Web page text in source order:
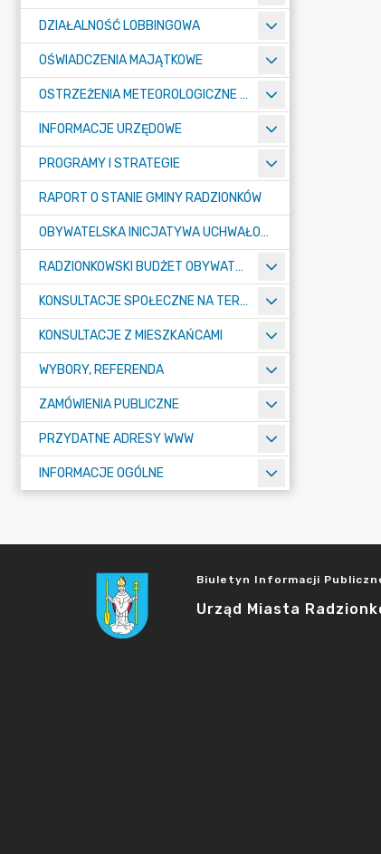
DZIAŁALNOŚĆ LOBBINGOWA
OŚWIADCZENIA MAJĄTKOWE
OSTRZEŻENIA METEOROLOGICZNE O ZŁYM STANIE POWIETRZA I INNE
INFORMACJE URZĘDOWE
PROGRAMY I STRATEGIE
RAPORT O STANIE GMINY RADZIONKÓW
OBYWATELSKA INICJATYWA UCHWAŁODAWCZA
RADZIONKOWSKI BUDŻET OBYWATELSKI
KONSULTACJE SPOŁECZNE NA TERENIE MIASTA RADZIONKÓW
KONSULTACJE Z MIESZKAŃCAMI
WYBORY, REFERENDA
ZAMÓWIENIA PUBLICZNE
PRZYDATNE ADRESY WWW
INFORMACJE OGÓLNE
Biuletyn Informacji
Urząd Miasta